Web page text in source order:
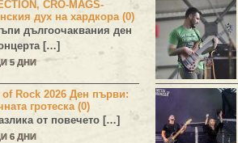
CRO-MAGS-
дух на хардкора (0)
дългоочаквания ден
[…]
5 ДНИ
of Rock 2026 Ден първи:
гротеска (0)
от повечето […]
6 ДНИ